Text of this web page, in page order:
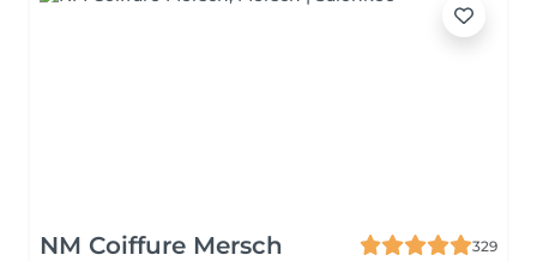
NM Coiffure Mersch
329